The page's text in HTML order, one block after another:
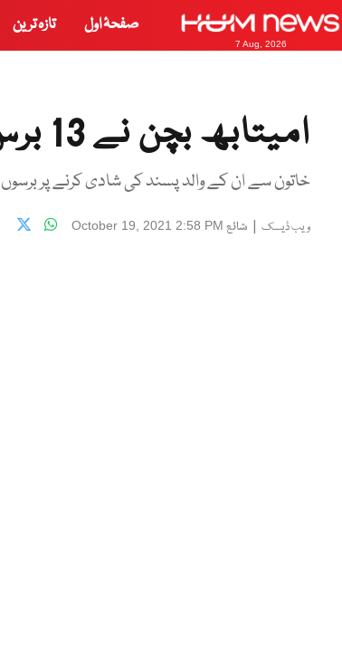
7 Aug, 2026
صفحۂ اول تازہ ترین
امیتابھ بچن نے 13 برس سے دور بیٹی کو باپ سے ملوا دیا
خاتون سے ان کے والد پسند کی شادی کرنے پر
ویب ڈیسک | شائع October 19, 2021 2:58 PM